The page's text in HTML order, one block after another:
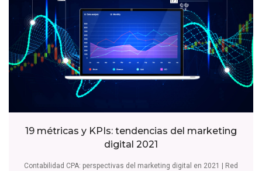
19 métricas y KPIs: tendencias del marketing
digital 2021
Contabilidad CPA: perspectivas del marketing digital en 2021 | Red